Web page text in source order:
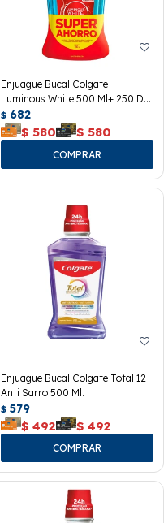
Enjuague Bucal Colgate
Luminous White 500 Ml+ 250 De
Regalo.
$ 682
$ 580 $ 580
Enjuague Bucal Colgate Total 12
Anti Sarro 500 Ml.
$ 579
$ 492 $ 492